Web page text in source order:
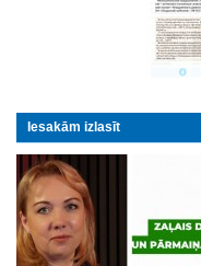
Iesakām izlasīt